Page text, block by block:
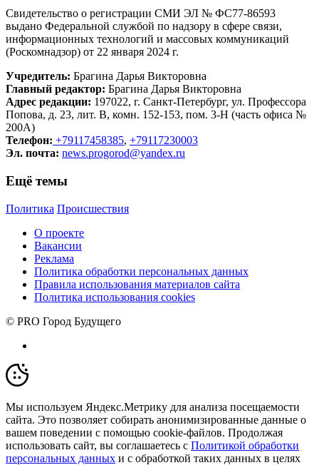
Свидетельство о регистрации СМИ ЭЛ № ФС77-86593
выдано Федеральной службой по надзору в сфере связи,
информационных технологий и массовых коммуникаций
(Роскомнадзор) от 22 января 2024 г.
Учредитель: Брагина Дарья Викторовна
Главный редактор: Брагина Дарья Викторовна
Адрес редакции: 197022, г. Санкт-Петербург, ул. Профессора
Попова, д. 23, лит. В, комн. 152-153, пом. 3-Н (часть офиса №
200А)
Телефон: +79117458385, +79117230003
Эл. почта: news.progorod@yandex.ru
Ещё темы
Политика Происшествия
О проекте
Вакансии
Реклама
Политика обработки персональных данных
Правила использования материалов сайта
Политика использования cookies
© PRO Город Будущего
Мы используем Яндекс.Метрику для анализа посещаемости
сайта. Это позволяет собирать анонимизированные данные о
вашем поведении с помощью cookie-файлов. Продолжая
использовать сайт, вы соглашаетесь с Политикой обработки
персональных данных и с обработкой таких данных в целях